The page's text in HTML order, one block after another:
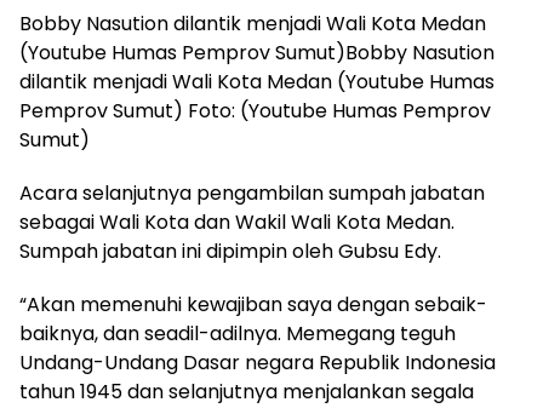
Bobby Nasution dilantik menjadi Wali Kota Medan
(Youtube Humas Pemprov Sumut)Bobby Nasution
dilantik menjadi Wali Kota Medan (Youtube Humas
Pemprov Sumut) Foto: (Youtube Humas Pemprov
Sumut)
Acara selanjutnya pengambilan sumpah jabatan
sebagai Wali Kota dan Wakil Wali Kota Medan.
Sumpah jabatan ini dipimpin oleh Gubsu Edy.
“Akan memenuhi kewajiban saya dengan sebaik-
baiknya, dan seadil-adilnya. Memegang teguh
Undang-Undang Dasar negara Republik Indonesia
tahun 1945 dan selanjutnya menjalankan segala